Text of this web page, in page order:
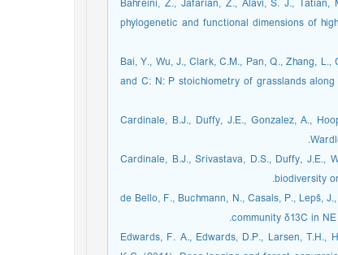
Bahreini, Z., Jafarian, Z., Alavi, S. J.,
phylogenetic and functional dimensions of
Bai, Y., Wu, J., Clark, C.M., Pan, Q., Zhang,
and C: N: P stoichiometry of grasslands
Cardinale, B.J., Duffy, J.E., Gonzalez, A.,
Cardinale, B.J., Srivastava, D.S., Duffy, J.E.,
biodiversity
de Bello, F., Buchmann, N., Casals, P., Lepš,
community δ13C in
Edwards, F. A., Edwards, D.P., Larsen, T.H.,